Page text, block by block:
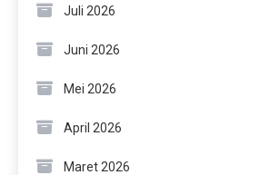
Juli 2026
Juni 2026
Mei 2026
April 2026
Maret 2026